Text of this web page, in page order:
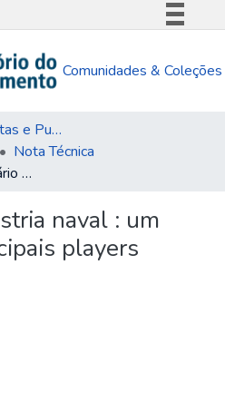
Comunica BR
Legislação
Comunidades & Coleções
Navegar por Revistas e Publicações Seriadas
Nota Técnica
Indústria naval : um cenário dos principais players mundiais
naval : um
players